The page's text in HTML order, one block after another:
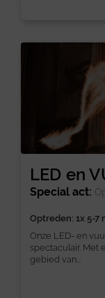
LED en
Special act:
Optreden: 1x 5-7
Onze LED- en
spectaculair. Met
gebied van...